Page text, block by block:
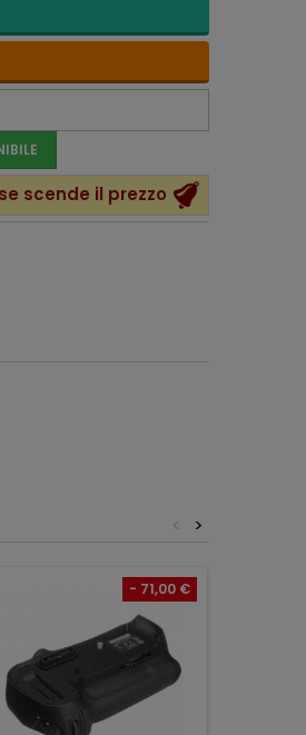
scende il prezzo
>
<
- 71,00 €